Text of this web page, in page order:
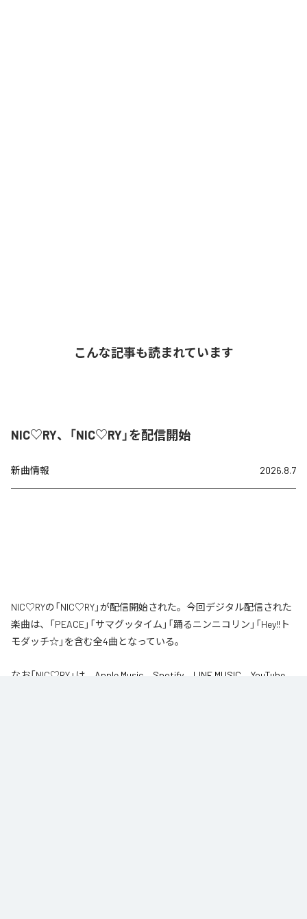
こんな記事も読まれています
NIC♡RY、「NIC♡RY」を配信開始
新曲情報 2026.8.7
NIC♡RYの「NIC♡RY」が配信開始された。今回デジタル配信された
楽曲は、「PEACE」「サマグッタイム」「踊るニンニコリン」「Hey!!ト
モダッチ☆」を含む全4曲となっている。
なお「NIC♡RY」は、 Apple Music Spotify LINE MUSIC
YouTube